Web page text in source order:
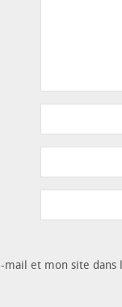
et mon site